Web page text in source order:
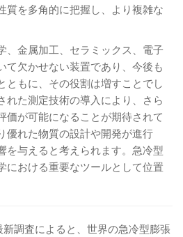
質を多角的に把握し、より複雑な
、金属加工、セラミックス、電子
て欠かせない装置であり、今後も
ともに、その役割は増すことでし
れた測定技術の導入により、さら
価が可能になることが期待されて
優れた物質の設計や開発が進行
を与えると考えられます。急冷型
における重要なツールとして位置
調査によると、世界の急冷型膨張